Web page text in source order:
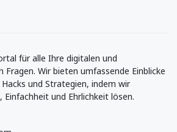
für alle Ihre digitalen und
Wir bieten umfassende Einblicke
und Strategien, indem wir
und Ehrlichkeit lösen.